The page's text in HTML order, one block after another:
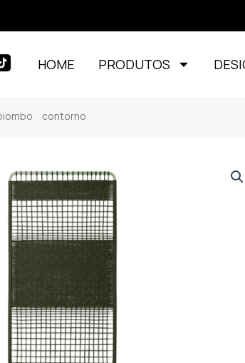
HOME PRODUTOS
contorno